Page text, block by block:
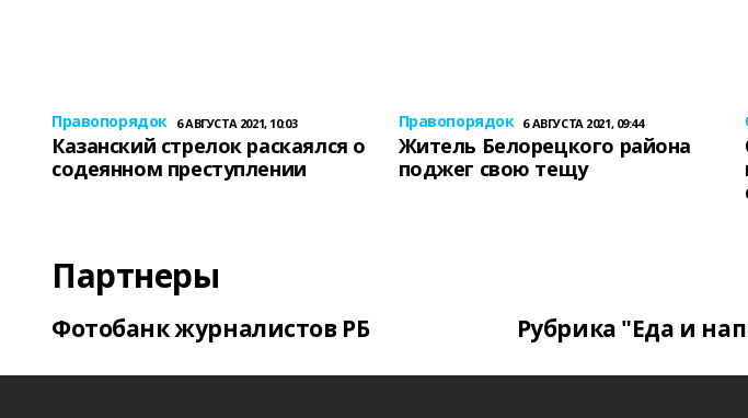
Правопорядок 6 АВГУСТА 2021, 10:03
Казанский стрелок раскаялся о
содеянном преступлении
Правопорядок 6 АВГУСТА 2021, 09:44
Житель Белорецкого района
поджег свою тещу
Партнеры
Фотобанк журналистов РБ Рубрика "Еда и